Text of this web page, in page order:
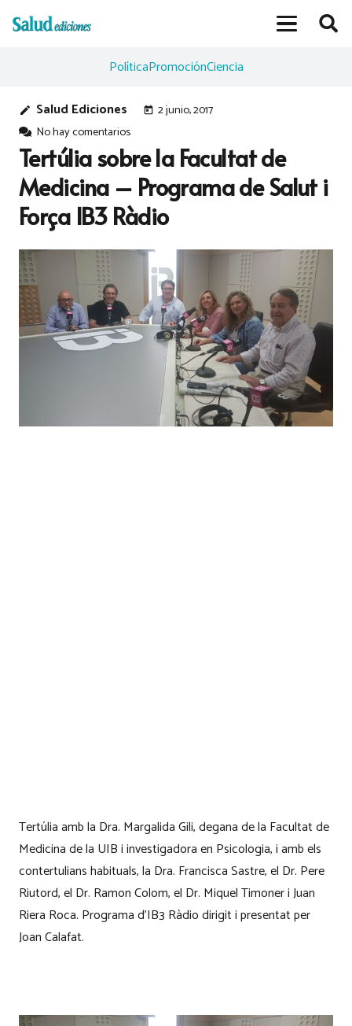
PolíticaPromociónCiencia
edit Salud Ediciones today 2 junio, 2017
No hay comentarios
Tertúlia sobre la Facultat de
Medicina – Programa de Salut i
Força IB3 Ràdio
Tertúlia amb la Dra. Margalida Gili, degana de la Facultat de
Medicina de la UIB i investigadora en Psicologia, i amb els
contertulians habituals, la Dra. Francisca Sastre, el Dr. Pere
Riutord, el Dr. Ramon Colom, el Dr. Miquel Timoner i Juan
Riera Roca. Programa d’IB3 Ràdio dirigit i presentat per
Joan Calafat.